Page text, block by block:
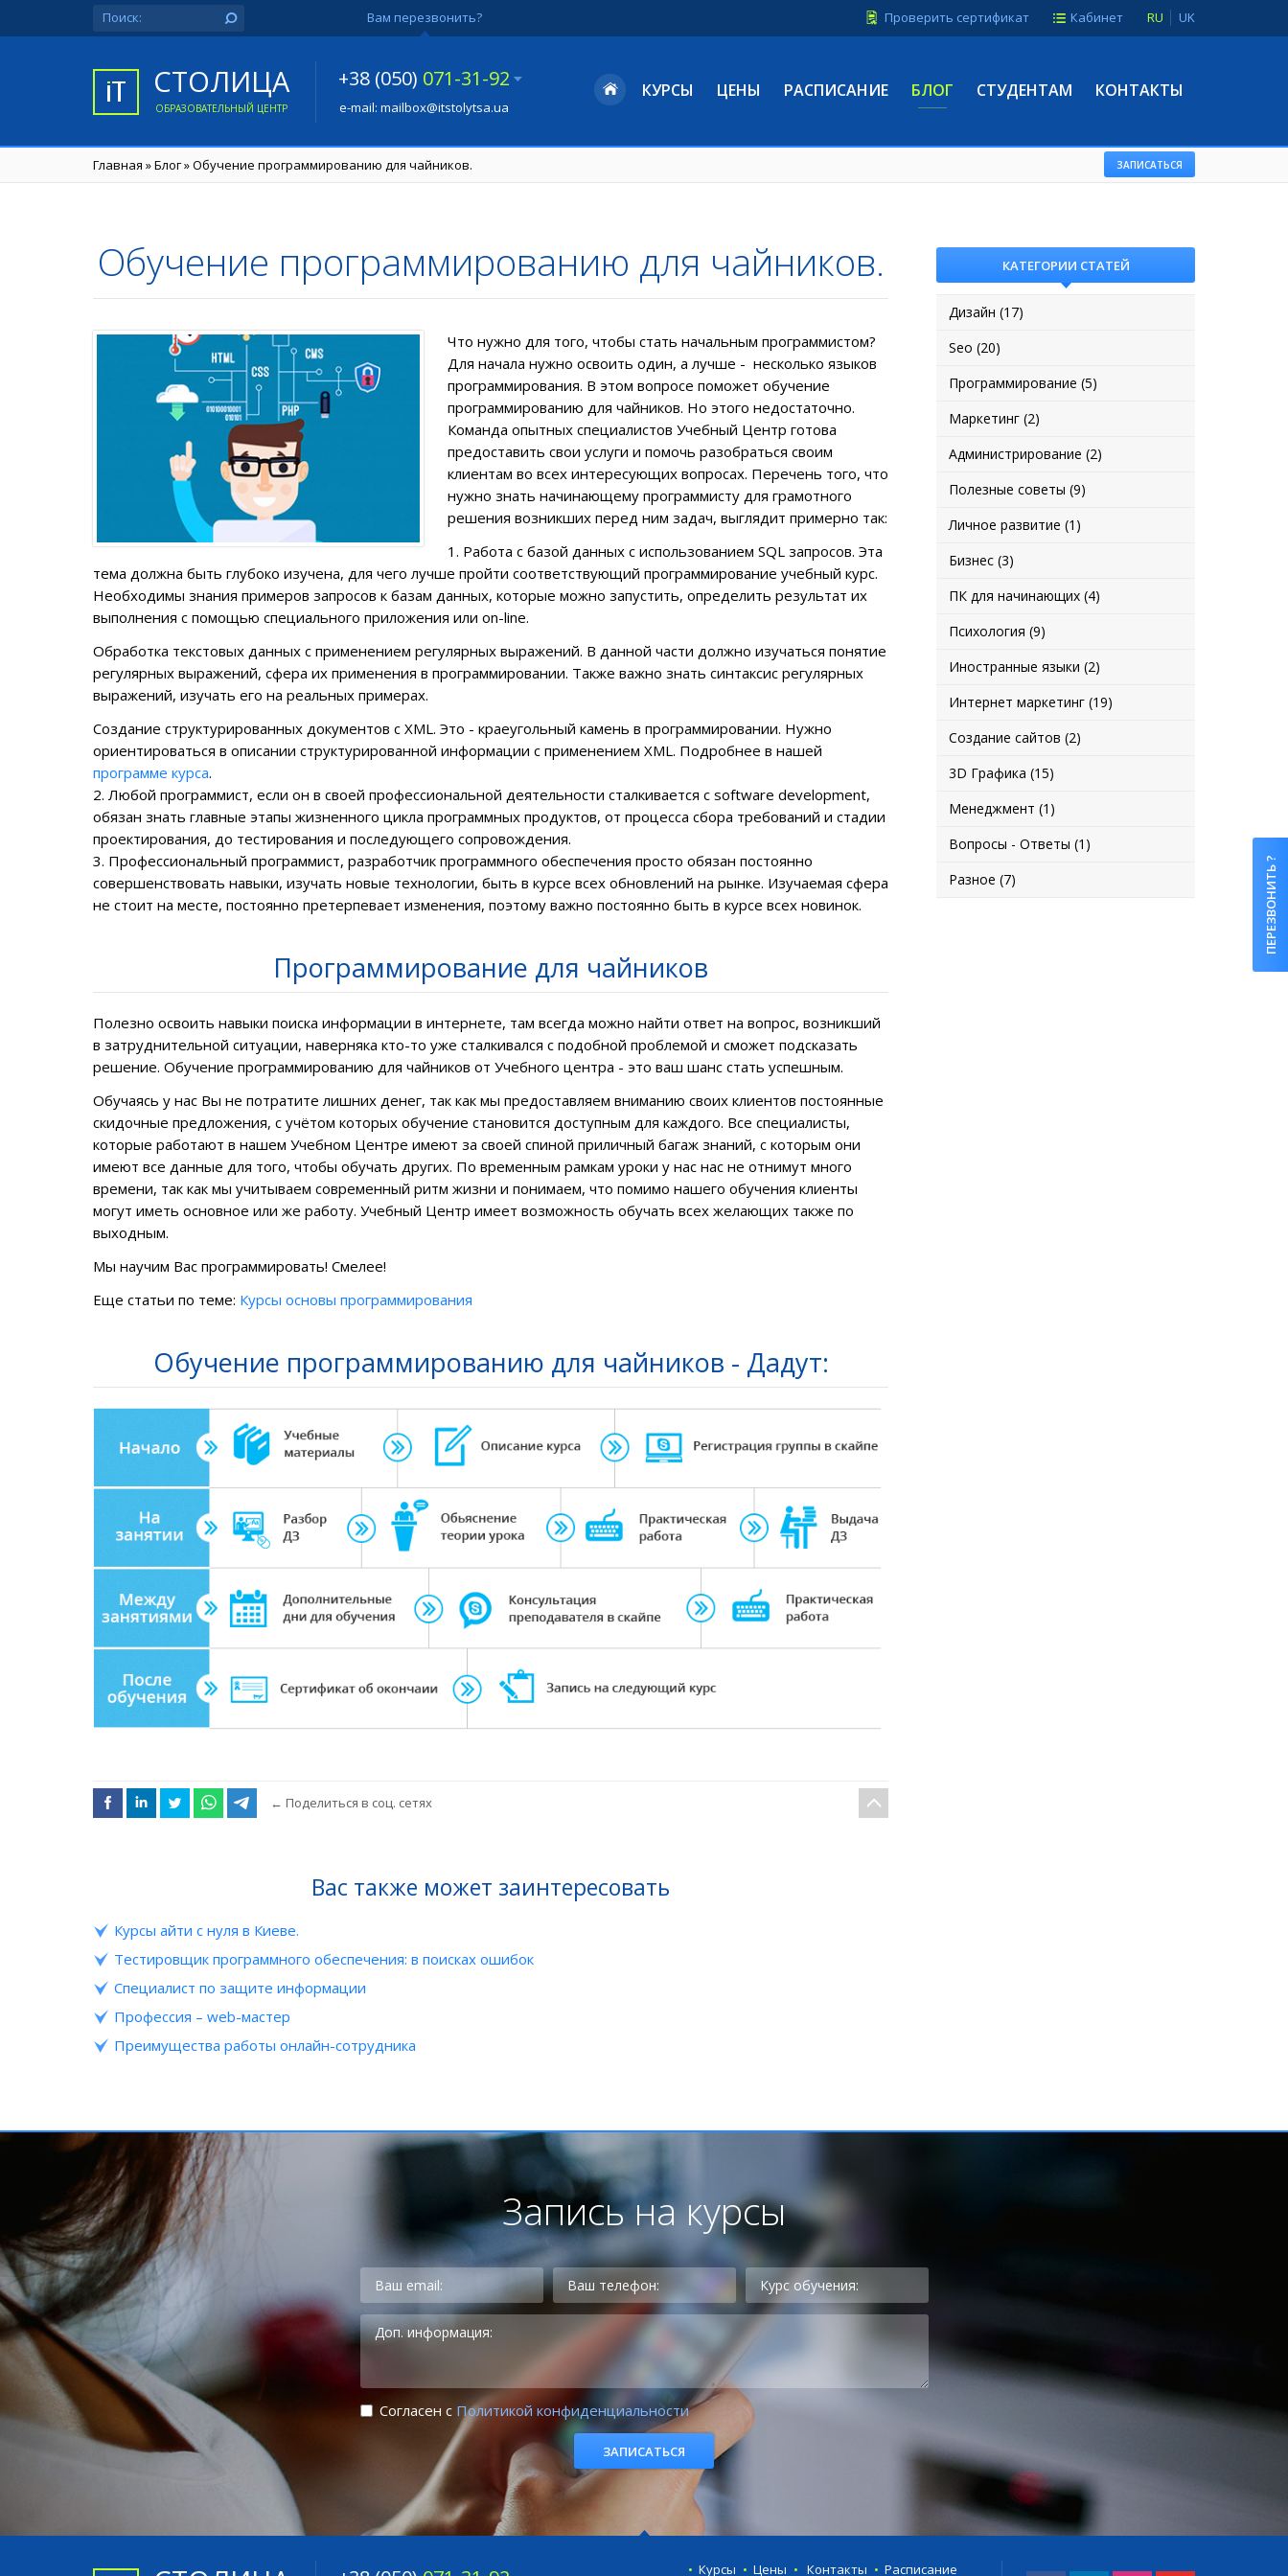
RU UK
Кабинет
Проверить сертификат
СТОЛИЦА
ОБРАЗОВАТЕЛЬНЫЙ ЦЕНТР
+38 (050) 071-31-92
e-mail: mailbox@itstolytsa.ua
Вам перезвонить?
КУРСЫ ЦЕНЫ РАСПИСАНИЕ БЛОГ СТУДЕНТАМ КОНТАКТЫ
ЗАПИСАТЬСЯ
Главная »Блог»Обучение программированию для чайников.
Обучение программированию для чайников.
Что нужно для того, чтобы стать начальным программистом?
Для начала нужно освоить один, а лучше - несколько языков
программирования. В этом вопросе поможет обучение
программированию для чайников. Но этого недостаточно.
Команда опытных специалистов Учебный Центр готова
предоставить свои услуги и помочь разобраться своим
клиентам во всех интересующих вопросах. Перечень того, что
нужно знать начинающему программисту для грамотного
решения возникших перед ним задач, выглядит примерно так:
1. Работа с базой данных с использованием SQL запросов. Эта
тема должна быть глубоко изучена, для чего лучше пройти соответствующий программирование учебный курс.
Необходимы знания примеров запросов к базам данных, которые можно запустить, определить результат их
выполнения с помощью специального приложения или on-line.
Обработка текстовых данных с применением регулярных выражений. В данной части должно изучаться понятие
регулярных выражений, сфера их применения в программировании. Также важно знать синтаксис регулярных
выражений, изучать его на реальных примерах.
Создание структурированных документов с XML. Это - краеугольный камень в программировании. Нужно
ориентироваться в описании структурированной информации с применением XML. Подробнее в нашей
программе курса.
2. Любой программист, если он в своей профессиональной деятельности сталкивается с software development,
обязан знать главные этапы жизненного цикла программных продуктов, от процесса сбора требований и стадии
проектирования, до тестирования и последующего сопровождения.
3. Профессиональный программист, разработчик программного обеспечения просто обязан постоянно
совершенствовать навыки, изучать новые технологии, быть в курсе всех обновлений на рынке. Изучаемая сфера
не стоит на месте, постоянно претерпевает изменения, поэтому важно постоянно быть в курсе всех новинок.
Программирование для чайников
Полезно освоить навыки поиска информации в интернете, там всегда можно найти ответ на вопрос, возникший
в затруднительной ситуации, наверняка кто-то уже сталкивался с подобной проблемой и сможет подсказать
решение. Обучение программированию для чайников от Учебного центра - это ваш шанс стать успешным.
Обучаясь у нас Вы не потратите лишних денег, так как мы предоставляем вниманию своих клиентов постоянные
скидочные предложения, с учётом которых обучение становится доступным для каждого. Все специалисты,
которые работают в нашем Учебном Центре имеют за своей спиной приличный багаж знаний, с которым они
имеют все данные для того, чтобы обучать других. По временным рамкам уроки у нас нас не отнимут много
времени, так как мы учитываем современный ритм жизни и понимаем, что помимо нашего обучения клиенты
могут иметь основное или же работу. Учебный Центр имеет возможность обучать всех желающих также по
выходным.
Мы научим Вас программировать! Смелее!
Еще статьи по теме: Курсы основы программирования
Обучение программированию для чайников - Дадут:
← Поделиться в соц. сетях
Вас также может заинтересовать
Курсы айти с нуля в Киеве.
Тестировщик программного обеспечения: в поисках ошибок
Специалист по защите информации
Профессия – web-мастер
Преимущества работы онлайн-сотрудника
КАТЕГОРИИ СТАТЕЙ
Дизайн (17)
Seo (20)
Программирование (5)
Маркетинг (2)
Администрирование (2)
Полезные советы (9)
Личное развитие (1)
Бизнес (3)
ПК для начинающих (4)
Психология (9)
Иностранные языки (2)
Интернет маркетинг (19)
Создание сайтов (2)
3D Графика (15)
Менеджмент (1)
Вопросы - Ответы (1)
Разное (7)
Запись на курсы
Cогласен с Политикой конфиденциальности
Курсы Цены Контакты Расписание
ПЕРЕЗВОНИТЬ ?